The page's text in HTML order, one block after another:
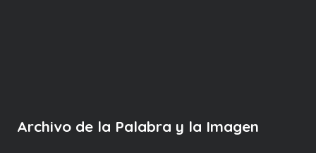
Archivo de la Palabra y la Imagen